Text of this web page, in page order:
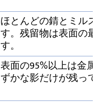
ほとんどの錆とミルス
す。残留物は表面の最
す。
表面の95%以上は金属
ずかな影だけが残って